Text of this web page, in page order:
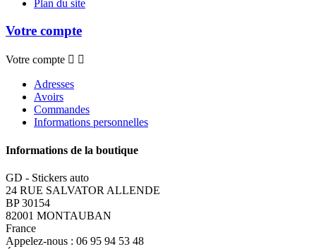
Plan du site
Votre compte
Votre compte  
Adresses
Avoirs
Commandes
Informations personnelles
Informations de la boutique
GD - Stickers auto
24 RUE SALVATOR ALLENDE
BP 30154
82001 MONTAUBAN
France
Appelez-nous : 06 95 94 53 48